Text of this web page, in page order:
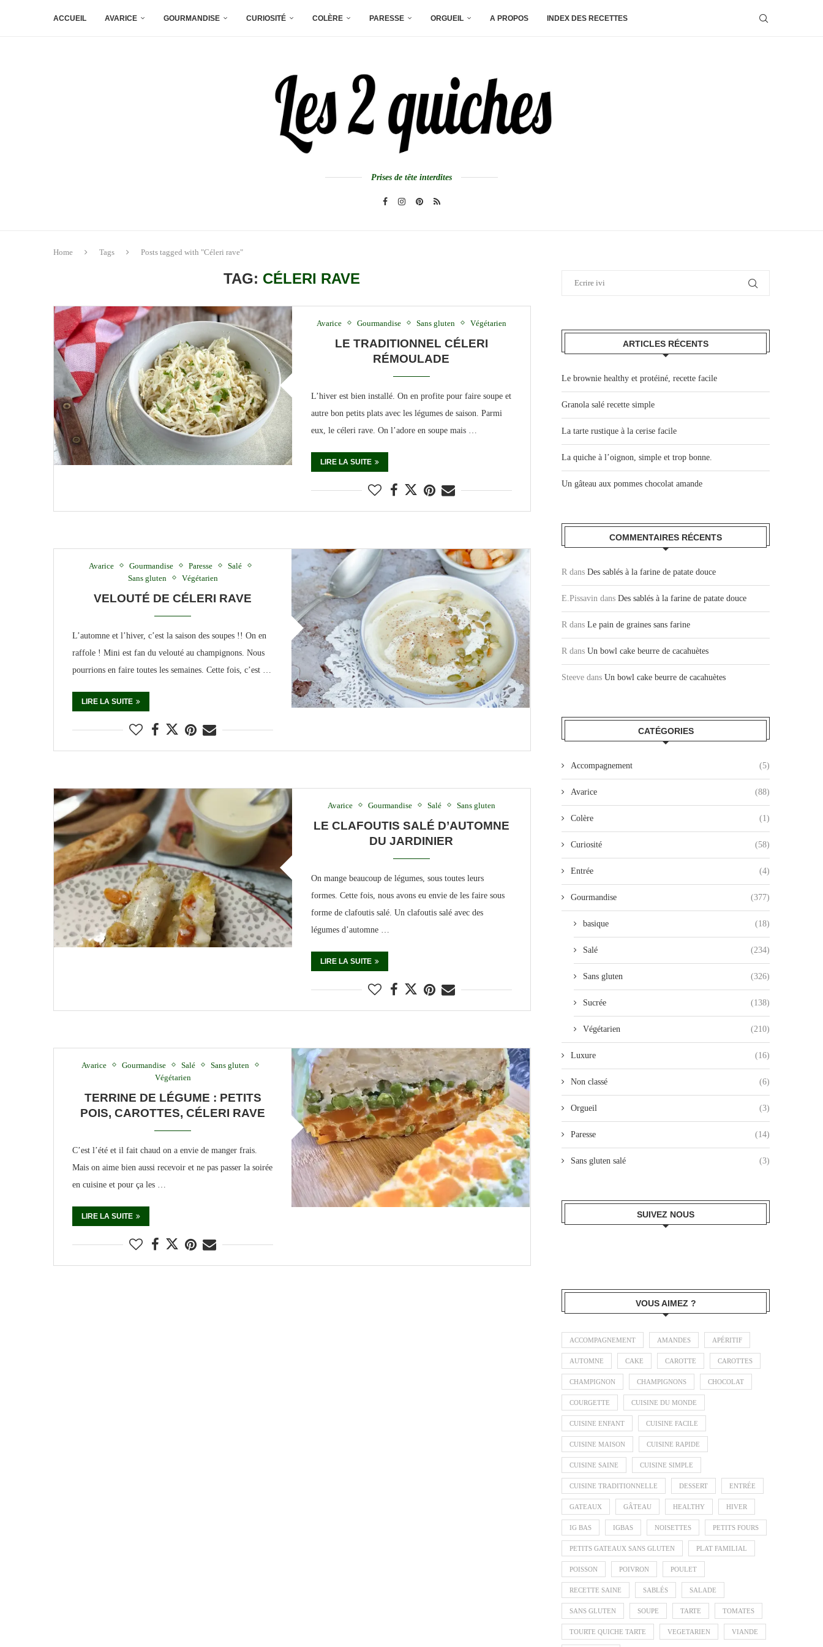
ACCUEIL AVARICE GOURMANDISE CURIOSITÉ COLÈRE PARESSE ORGUEIL A PROPOS INDEX DES RECETTES
Prises de tête interdites
Home Tags Posts tagged with "Céleri rave"
TAG: CÉLERI RAVE
Avarice Gourmandise Sans gluten Végétarien
LE TRADITIONNEL CÉLERI
RÉMOULADE
L’hiver est bien installé. On en profite pour faire soupe et
autre bon petits plats avec les légumes de saison. Parmi
eux, le céleri rave. On l’adore en soupe mais …
LIRE LA SUITE
Avarice Gourmandise Paresse
Salé
Sans gluten
Végétarien
VELOUTÉ DE CÉLERI RAVE
L’automne et l’hiver, c’est la saison des soupes !! On en
raffole ! Mini est fan du velouté au champignons. Nous
pourrions en faire toutes les semaines. Cette fois, c’est …
LIRE LA SUITE
Avarice Gourmandise Salé Sans gluten
LE CLAFOUTIS SALÉ D’AUTOMNE
DU JARDINIER
On mange beaucoup de légumes, sous toutes leurs
formes. Cette fois, nous avons eu envie de les faire sous
forme de clafoutis salé. Un clafoutis salé avec des
légumes d’automne …
LIRE LA SUITE
Avarice Gourmandise Salé
Sans gluten
Végétarien
TERRINE DE LÉGUME : PETITS
POIS, CAROTTES, CÉLERI RAVE
C’est l’été et il fait chaud on a envie de manger frais.
Mais on aime bien aussi recevoir et ne pas passer la soirée
en cuisine et pour ça les …
LIRE LA SUITE
ARTICLES RÉCENTS
Le brownie healthy et protéiné, recette facile
Granola salé recette simple
La tarte rustique à la cerise facile
La quiche à l’oignon, simple et trop bonne.
Un gâteau aux pommes chocolat amande
COMMENTAIRES RÉCENTS
R dans Des sablés à la farine de patate douce
E.Pissavin dans Des sablés à la farine de patate douce
R dans Le pain de graines sans farine
R dans Un bowl cake beurre de cacahuètes
Steeve dans Un bowl cake beurre de cacahuètes
CATÉGORIES
Accompagnement (5)
Avarice (88)
Colère (1)
Curiosité (58)
Entrée (4)
Gourmandise (377)
basique (18)
Salé (234)
Sans gluten (326)
Sucrée (138)
Végétarien (210)
Luxure (16)
Non classé (6)
Orgueil (3)
Paresse (14)
Sans gluten salé (3)
SUIVEZ NOUS
VOUS AIMEZ ?
ACCOMPAGNEMENT AMANDES APÉRITIF
AUTOMNE CAKE CAROTTE CAROTTES
CHAMPIGNON CHAMPIGNONS CHOCOLAT
COURGETTE CUISINE DU MONDE
CUISINE ENFANT CUISINE FACILE
CUISINE MAISON CUISINE RAPIDE
CUISINE SAINE CUISINE SIMPLE
CUISINE TRADITIONNELLE DESSERT ENTRÉE
GATEAUX GÂTEAU HEALTHY HIVER
IG BAS IGBAS NOISETTES PETITS FOURS
PETITS GATEAUX SANS GLUTEN PLAT FAMILIAL
POISSON POIVRON POULET
RECETTE SAINE SABLÉS SALADE
SANS GLUTEN SOUPE TARTE TOMATES
TOURTE QUICHE TARTE VEGETARIEN VIANDE